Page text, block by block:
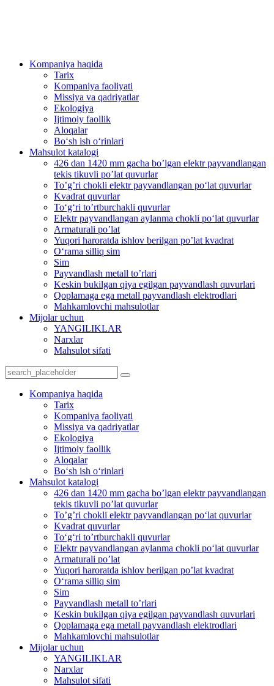
Kompaniya haqida
Tarix
Kompaniya faoliyati
Missiya va qadriyatlar
Ekologiya
Ijtimoiy faollik
Aloqalar
Bo‘sh ish o‘rinlari
Mahsulot katalogi
426 dan 1420 mm gacha bo’lgan elektr payvandlangan
tekis tikuvli po’lat quvurlar
To’g’ri chokli elektr payvandlangan po‘lat quvurlar
Kvadrat quvurlar
To‘g‘ri to’rtburchakli quvurlar
Elektr payvandlangan aylanma chokli po‘lat quvurlar
Armaturali po’lat
Yuqori haroratda ishlov berilgan po’lat kvadrat
O‘rama silliq sim
Sim
Payvandlash metall to’rlari
Keskin bukilgan qiya egilgan payvandlash quvurlari
Qoplamaga ega metall payvandlash elektrodlari
Mahkamlovchi mahsulotlar
Mijolar uchun
YANGILIKLAR
Narxlar
Mahsulot sifati
Kompaniya haqida
Tarix
Kompaniya faoliyati
Missiya va qadriyatlar
Ekologiya
Ijtimoiy faollik
Aloqalar
Bo‘sh ish o‘rinlari
Mahsulot katalogi
426 dan 1420 mm gacha bo’lgan elektr payvandlangan
tekis tikuvli po’lat quvurlar
To’g’ri chokli elektr payvandlangan po‘lat quvurlar
Kvadrat quvurlar
To‘g‘ri to’rtburchakli quvurlar
Elektr payvandlangan aylanma chokli po‘lat quvurlar
Armaturali po’lat
Yuqori haroratda ishlov berilgan po’lat kvadrat
O‘rama silliq sim
Sim
Payvandlash metall to’rlari
Keskin bukilgan qiya egilgan payvandlash quvurlari
Qoplamaga ega metall payvandlash elektrodlari
Mahkamlovchi mahsulotlar
Mijolar uchun
YANGILIKLAR
Narxlar
Mahsulot sifati